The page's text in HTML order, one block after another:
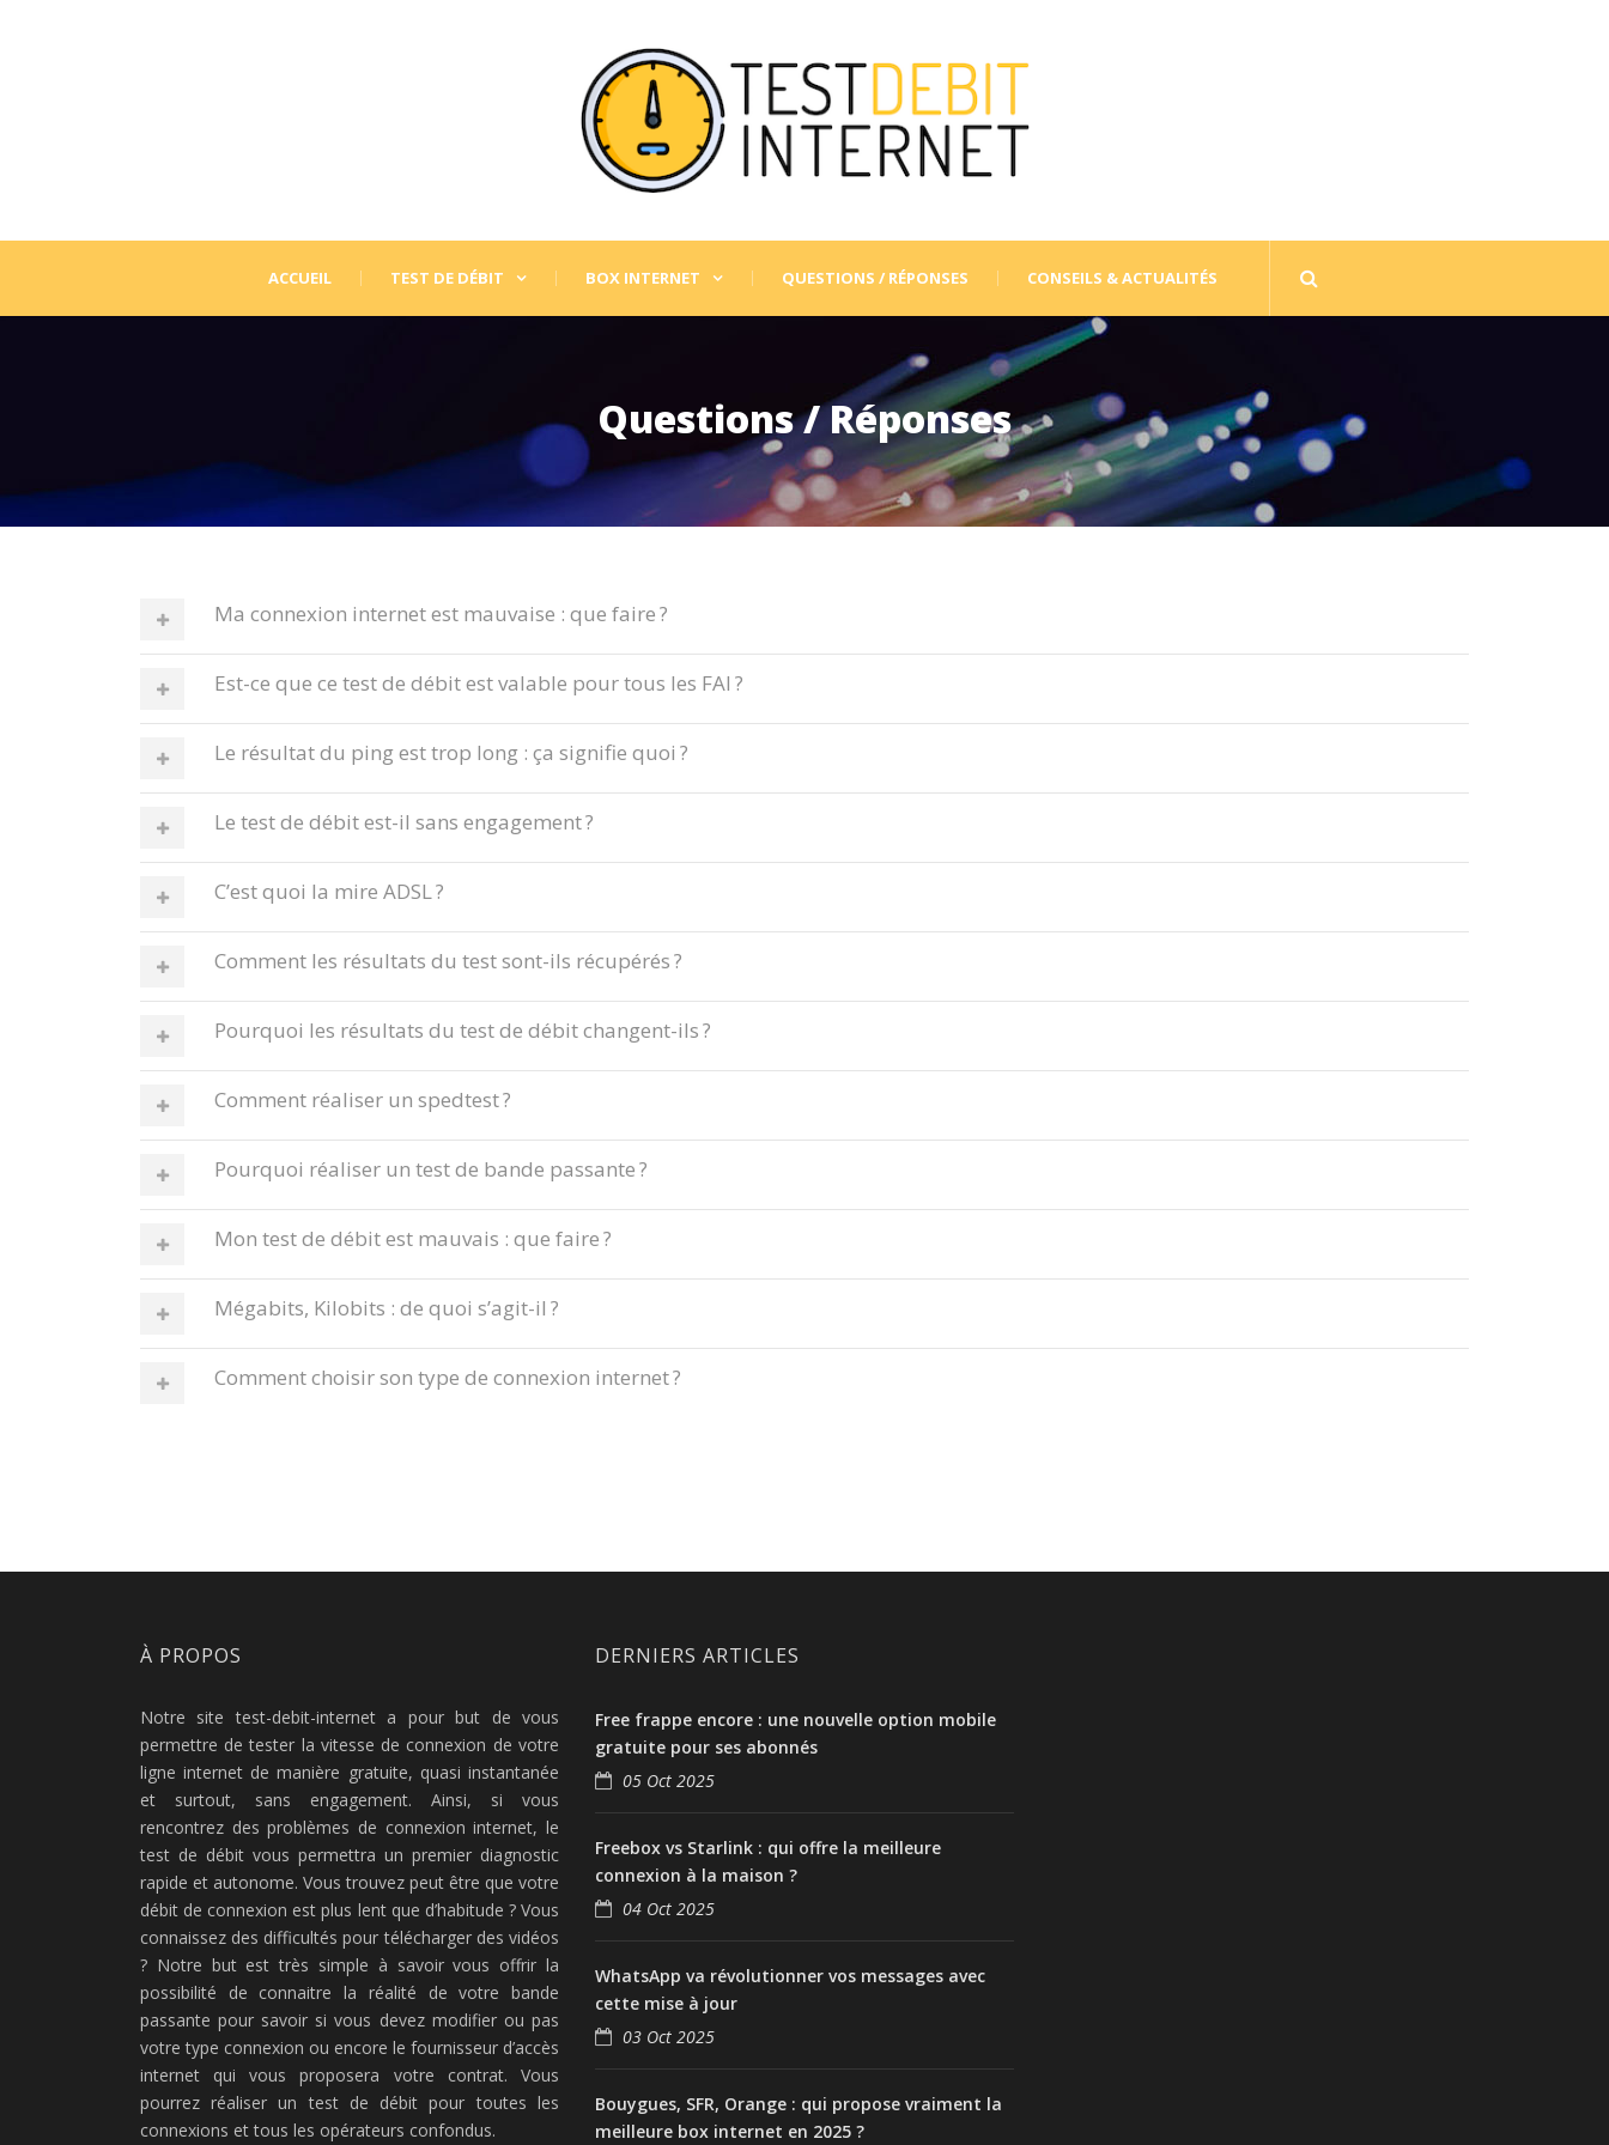
ACCUEIL TEST DE DÉBIT BOX INTERNET QUESTIONS / RÉPONSES CONSEILS & ACTUALITÉS
Questions / Réponses
Ma connexion internet est mauvaise : que faire ?
Est-ce que ce test de débit est valable pour tous les FAI ?
Le résultat du ping est trop long : ça signifie quoi ?
Le test de débit est-il sans engagement ?
C’est quoi la mire ADSL ?
Comment les résultats du test sont-ils récupérés ?
Pourquoi les résultats du test de débit changent-ils ?
Comment réaliser un spedtest ?
Pourquoi réaliser un test de bande passante ?
Mon test de débit est mauvais : que faire ?
Mégabits, Kilobits : de quoi s’agit-il ?
Comment choisir son type de connexion internet ?
À PROPOS
Notre site test-debit-internet a pour but de vous
permettre de tester la vitesse de connexion de votre
ligne internet de manière gratuite, quasi instantanée
et surtout, sans engagement. Ainsi, si vous
rencontrez des problèmes de connexion internet, le
test de débit vous permettra un premier diagnostic
rapide et autonome. Vous trouvez peut être que votre
débit de connexion est plus lent que d’habitude ? Vous
connaissez des difficultés pour télécharger des vidéos
? Notre but est très simple à savoir vous offrir la
possibilité de connaitre la réalité de votre bande
passante pour savoir si vous devez modifier ou pas
votre type connexion ou encore le fournisseur d’accès
internet qui vous proposera votre contrat. Vous
pourrez réaliser un test de débit pour toutes les
connexions et tous les opérateurs confondus.
DERNIERS ARTICLES
Free frappe encore : une nouvelle option mobile
gratuite pour ses abonnés
05 Oct 2025
Freebox vs Starlink : qui offre la meilleure
connexion à la maison ?
04 Oct 2025
WhatsApp va révolutionner vos messages avec
cette mise à jour
03 Oct 2025
Bouygues, SFR, Orange : qui propose vraiment la
meilleure box internet en 2025 ?